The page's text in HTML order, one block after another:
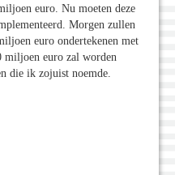
euro. Nu moeten deze
Morgen zullen
euro ondertekenen met
miljoen euro zal worden
die ik zojuist noemde.